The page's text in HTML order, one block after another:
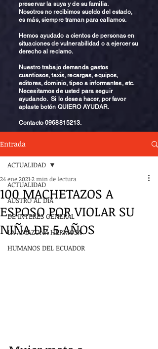
preservar la suya y de su familia.
Nosotros no recibimos sueldo del estado,
es más, siempre traman para callarnos.
Hemos ayudado a cientos de personas en
situaciones de vulnerabilidad o a ejercer su
derecho al reclamo.
Nuestro trabajo demanda gastos
cuantiosos, taxis, recargas, equipos,
editores, dominio, tipeo a informantes, etc.
Necesitamos de usted para seguir
ayudando. Si lo desea hacer, por favor
aplaste botón QUIERO AYUDAR.
Contacto0968815213.
Entrada
ACTUALIDAD
AUSTRO AL DÍA
DE INTERÉS GENERAL
LA AMAZONA HERMOSA
HUMANOS DEL ECUADOR
ACTUALIDAD
100 MACHETAZOS A
ESPOSO POR VIOLAR SU
NIÑA DE 5 AÑOS
24 ene 2021 2 min de lectura